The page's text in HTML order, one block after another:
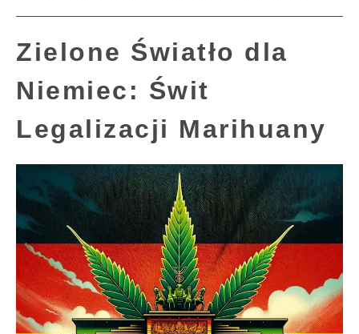
Zielone Światło dla
Niemiec: Świt
Legalizacji Marihuany